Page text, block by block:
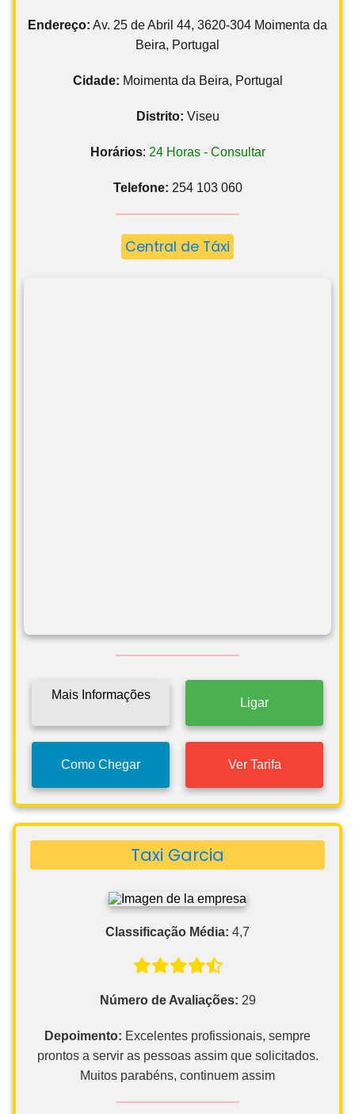
Endereço: Av. 25 de Abril 44, 3620-304 Moimenta da
Beira, Portugal
Cidade: Moimenta da Beira, Portugal
Distrito: Viseu
Horários: 24 Horas - Consultar
Telefone: 254 103 060
Central de Táxi
Mais Informações
Ligar
Como Chegar Ver Tarifa
Taxi Garcia
Classificação Média: 4,7
Número de Avaliações: 29
Depoimento: Excelentes profissionais, sempre
prontos a servir as pessoas assim que solicitados.
Muitos parabéns, continuem assim